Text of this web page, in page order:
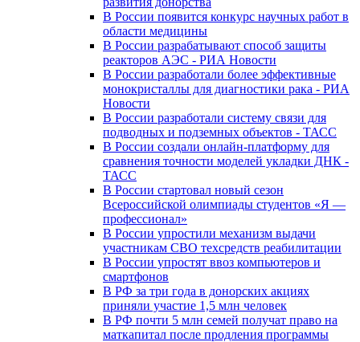
В России появится конкурс научных работ в
области медицины
В России разрабатывают способ защиты
реакторов АЭС - РИА Новости
В России разработали более эффективные
монокристаллы для диагностики рака - РИА
Новости
В России разработали систему связи для
подводных и подземных объектов - ТАСС
В России создали онлайн-платформу для
сравнения точности моделей укладки ДНК -
ТАСС
В России стартовал новый сезон
Всероссийской олимпиады студентов «Я —
профессионал»
В России упростили механизм выдачи
участникам СВО техсредств реабилитации
В России упростят ввоз компьютеров и
смартфонов
В РФ за три года в донорских акциях
приняли участие 1,5 млн человек
В РФ почти 5 млн семей получат право на
маткапитал после продления программы